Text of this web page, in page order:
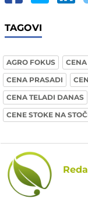
TAGOVI
AGRO FOKUS
CENA PRASADI
CENA TELADI DANAS
CENE STOKE NA